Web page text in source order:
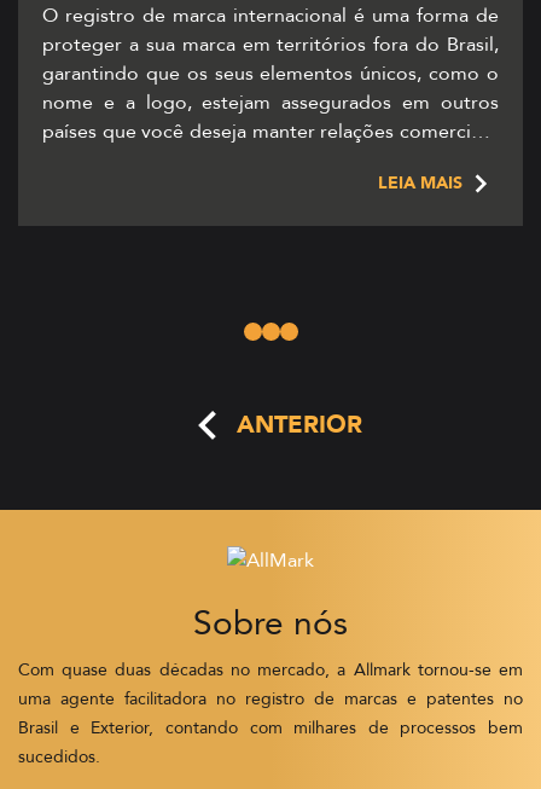
O registro de marca internacional é uma forma de
proteger a sua marca em territórios fora do Brasil,
garantindo que os seus elementos únicos, como o
nome e a logo, estejam assegurados em outros
países que você deseja manter relações comerciais.
protege a marca apenas dentro do […]LEIA MAIS
ANTERIOR
Sobre nós
Com quase duas décadas no mercado, a Allmark tornou-se em
uma agente facilitadora no registro de marcas e patentes no
Brasil e Exterior, contando com milhares de processos bem
sucedidos.